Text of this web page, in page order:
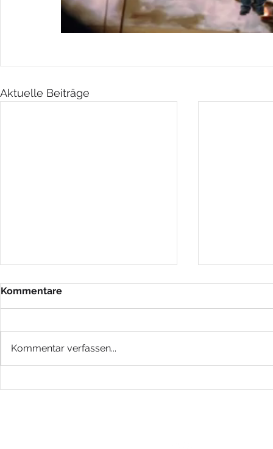
Aktuelle Beiträge
Kommentare
Kommentar verfassen...